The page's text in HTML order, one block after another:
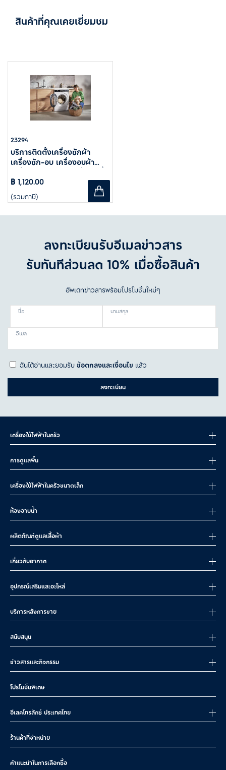
สินค้าที่คุณเคยเยี่ยมชม
23294
บริการติดตั้งเครื่องซักผ้า
เครื่องซัก-อบ เครื่องอบผ้า
อุ่นแบบมาตรฐาน
฿ 1,120.00
(รวมภาษี)
ลงทะเบียนรับอีเมลข่าวสาร
รับทันทีส่วนลด 10% เมื่อซื้อสินค้า
อัพเดทข่าวสารพร้อมโปรโมชั่นใหม่ๆ
ชื่อ นามสกุล
อีเมล
ฉันได้อ่านและยอมรับข้อตกลงและเงื่อนไข แล้ว
ลงทะเบียน
เครื่องใช้ไฟฟ้าในครัว
การดูแลพื้น
เครื่องใช้ไฟฟ้าในครัวขนาดเล็ก
ห้องอาบน้ำ
ผลิตภัณฑ์ดูแลเสื้อผ้า
เกี่ยวกับอากาศ
อุปกรณ์เสริมและอะไหล่
บริการหลังการขาย
สนับสนุน
ข่าวสารและกิจกรรม
โปรโมชั่นพิเศษ
อีเลคโทรลักซ์ ประเทศไทย
ร้านค้าที่จำหน่าย
คำแนะนำในการเลือกซื้อ